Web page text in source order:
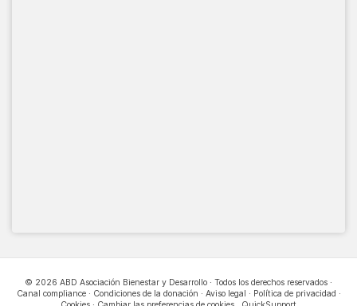
© 2026 ABD Asociación Bienestar y Desarrollo · Todos los derechos reservados ·
Canal compliance· Condiciones de la donación · Aviso legal · Política de privacidad ·